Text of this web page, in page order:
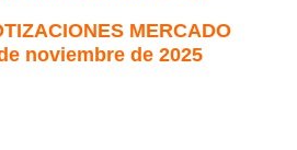
MERCADO
noviembre de 2025